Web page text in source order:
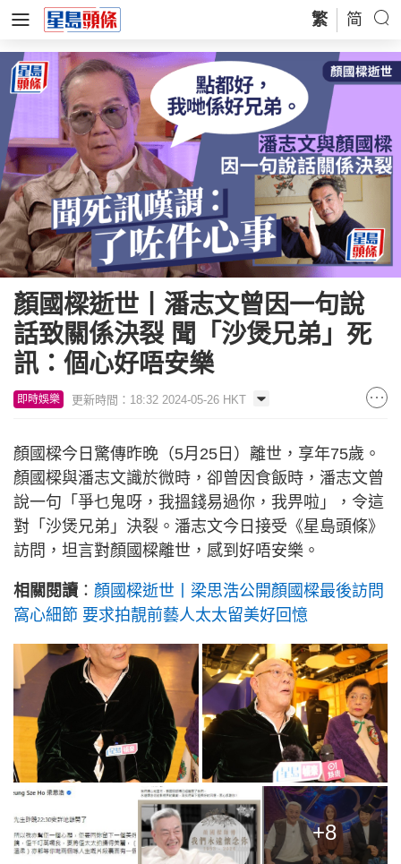
繁 简
顏國樑逝世丨潘志文曾因一句說
話致關係決裂 聞「沙煲兄弟」死
訊：個心好唔安樂
即時娛樂 更新時間：18:32 2024-05-26 HKT
顏國樑今日驚傳昨晚（5月25日）離世，享年75歲。
顏國樑與潘志文識於微時，卻曾因食飯時，潘志文曾
說一句「爭乜鬼呀，我搵錢易過你，我畀啦」，令這
對「沙煲兄弟」決裂。潘志文今日接受《星島頭條》
訪問，坦言對顏國樑離世，感到好唔安樂。
相關閱讀 ： 顏國樑逝世丨梁思浩公開顏國樑最後訪問
窩心細節 要求拍靚前藝人太太留美好回憶
+8